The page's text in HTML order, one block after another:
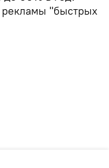
рекламы "быстрых